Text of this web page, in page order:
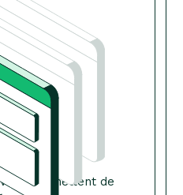
permettent de